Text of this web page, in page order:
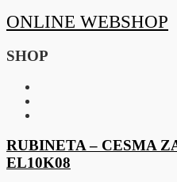
ONLINE WEBSHOP
SHOP
RUBINETA – CESMA
EL10K08